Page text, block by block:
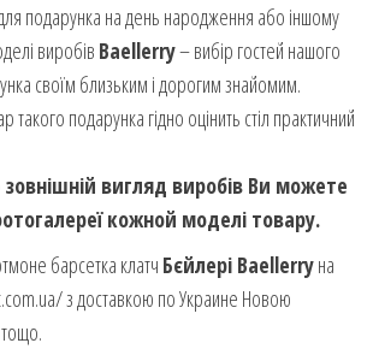
подарунка на день народження або іншому
виробів Baellerry– вибір гостей нашого
своїм близьким і дорогим знайомим.
подарунка гідно оцінить стіл практичний
вигляд виробів Ви можете
кожной моделі товару.
барсетка клатч Бєйлері Baellerryна
з доставкою по Украине Новою